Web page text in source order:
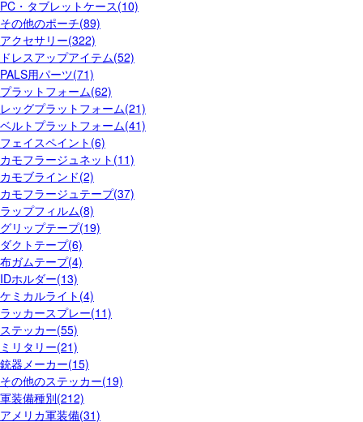
PC・タブレットケース(10)
その他のポーチ(89)
アクセサリー(322)
ドレスアップアイテム(52)
PALS用パーツ(71)
プラットフォーム(62)
レッグプラットフォーム(21)
ベルトプラットフォーム(41)
フェイスペイント(6)
カモフラージュネット(11)
カモブラインド(2)
カモフラージュテープ(37)
ラップフィルム(8)
グリップテープ(19)
ダクトテープ(6)
布ガムテープ(4)
IDホルダー(13)
ケミカルライト(4)
ラッカースプレー(11)
ステッカー(55)
ミリタリー(21)
銃器メーカー(15)
その他のステッカー(19)
軍装備種別(212)
アメリカ軍装備(31)